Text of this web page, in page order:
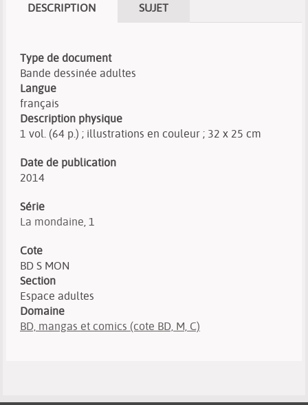
DESCRIPTION SUJET
Type de document
Bande dessinée adultes
Langue
français
Description physique
1 vol. (64 p.) ; illustrations en couleur ; 32 x 25 cm
Date de publication
2014
Série
La mondaine, 1
Cote
BD S MON
Section
Espace adultes
Domaine
BD, mangas et comics (cote BD, M, C)